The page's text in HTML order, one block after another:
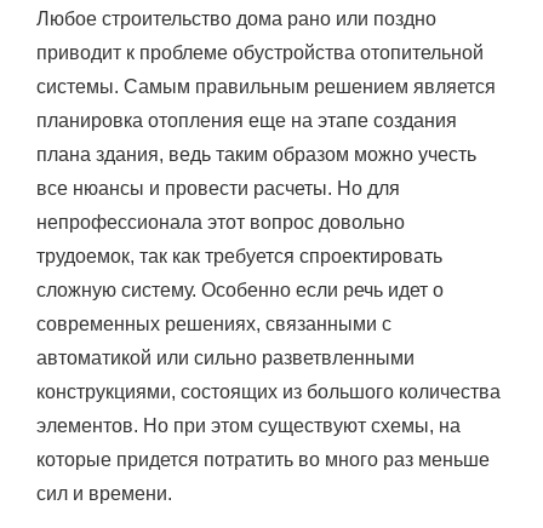
Любое строительство дома рано или поздно
приводит к проблеме обустройства отопительной
системы. Самым правильным решением является
планировка отопления еще на этапе создания
плана здания, ведь таким образом можно учесть
все нюансы и провести расчеты. Но для
непрофессионала этот вопрос довольно
трудоемок, так как требуется спроектировать
сложную систему. Особенно если речь идет о
современных решениях, связанными с
автоматикой или сильно разветвленными
конструкциями, состоящих из большого количества
элементов. Но при этом существуют схемы, на
которые придется потратить во много раз меньше
сил и времени.